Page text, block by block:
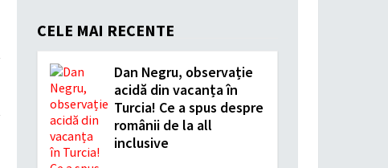
CELE MAI RECENTE
Dan Negru, observație
acidă din vacanța în
Turcia! Ce a spus despre
românii de la all
inclusive